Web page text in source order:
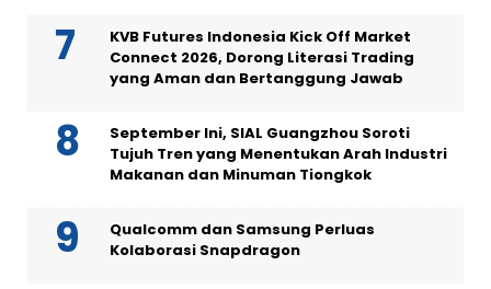
KVB Futures Indonesia Kick Off Market
Connect 2026, Dorong Literasi Trading
yang Aman dan Bertanggung Jawab
September Ini, SIAL Guangzhou Soroti
Tujuh Tren yang Menentukan Arah Industri
Makanan dan Minuman Tiongkok
Qualcomm dan Samsung Perluas
Kolaborasi Snapdragon